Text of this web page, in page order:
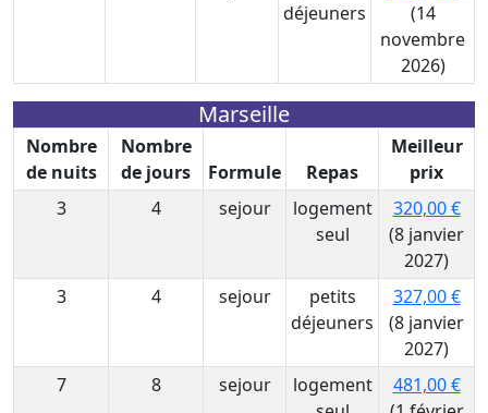
déjeuners
(14
novembre
2026)
Marseille
Nombre
de nuits
Nombre
de jours
Formule Repas
Meilleur
prix
3
4 sejour
logement
seul
320,00 €
(8 janvier
2027)
3
4 sejour
petits
déjeuners
327,00 €
(8 janvier
2027)
7
8 sejour
logement
481,00 €